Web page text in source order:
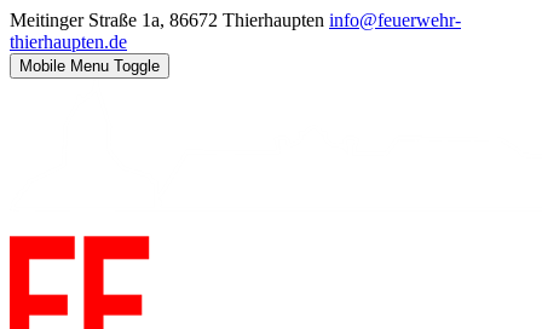
Meitinger Straße 1a, 86672 Thierhaupten info@feuerwehr-
thierhaupten.de
Mobile Menu Toggle